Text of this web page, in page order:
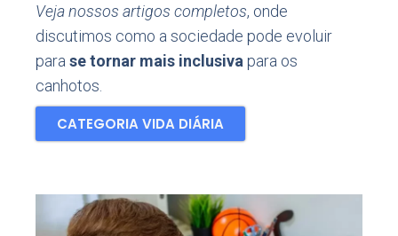
Veja nossos artigos completos, onde
discutimos como a sociedade pode evoluir
parase tornar mais inclusiva para os
canhotos.
CATEGORIA VIDA DIÁRIA